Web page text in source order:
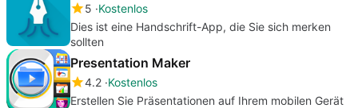
5 Kostenlos
Dies ist eine Handschrift-App, die Sie sich merken
sollten
Presentation Maker
4.2 Kostenlos
Erstellen Sie Präsentationen auf Ihrem mobilen Gerät